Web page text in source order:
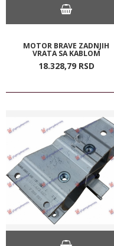
MOTOR BRAVE ZADNJIH
VRATA SA KABLOM
18.328,79 RSD